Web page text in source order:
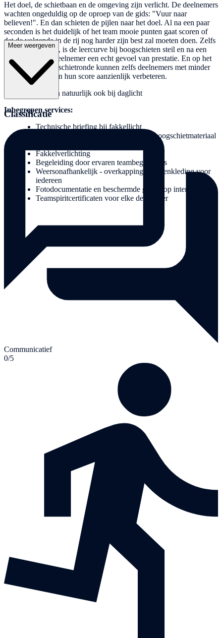
Het doel, de schietbaan en de omgeving zijn verlicht. De deelnemers
wachten ongeduldig op de oproep van de gids: "Vuur naar
believen!". En dan schieten de pijlen naar het doel. Al na een paar
seconden is het duidelijk of het team mooie punten gaat scoren of
dat de volgende in de rij nog harder zijn best zal moeten doen. Zelfs
als een schot mist, is de leercurve bij boogschieten steil en na een
tijdje heeft elke deelnemer een echt gevoel van prestatie. En op het
laatst in de ballonschietronde kunnen zelfs deelnemers met minder
vaste schiethanden hun score aanzienlijk verbeteren.
Boogschieten kan natuurlijk ook bij daglicht
Inbegrepen services:
Technische briefing bij fakkellicht
Veiligheidsuitrusting, hindernissen en boogschietmateriaal
Fakkelverlichting
Begeleiding door ervaren teambegeleiders
Weersonafhankelijk - overkapping of regenkleding voor
iedereen
Fotodocumentatie en beschermde galerij op internet
Teamspiritcertificaten voor elke deelnemer
Meer weergeven
Classificatie
Communicatief
0/5